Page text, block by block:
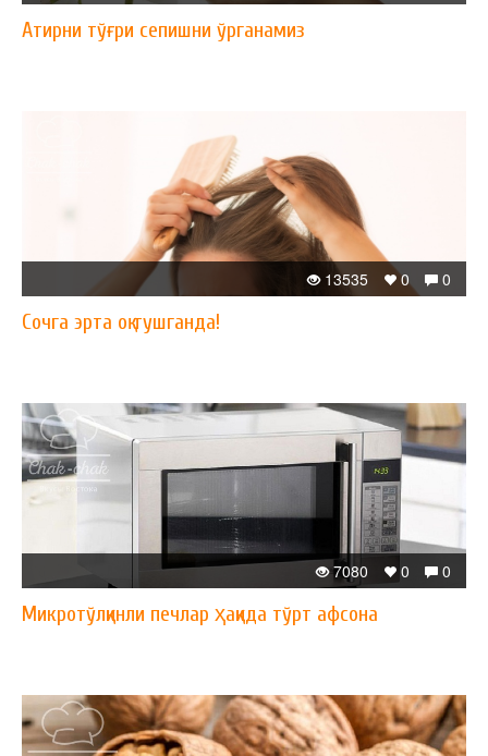
Атирни тўғри сепишни ўрганамиз
0
0
13535
Сочга эрта оқ тушганда!
0
0
7080
Микротўлқинли печлар ҳақида тўрт афсона